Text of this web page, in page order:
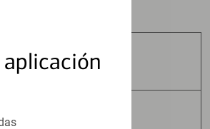
y seguros:
Asegurados por FDIC
Garantía Bancaria